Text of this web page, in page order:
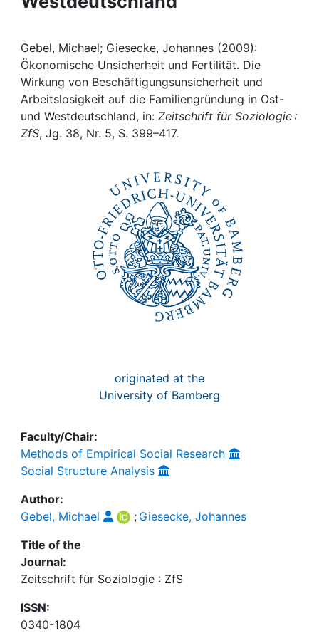
Help
Gebel, Michael; Giesecke, Johannes (2009):
Ökonomische Unsicherheit und Fertilität. Die
Wirkung von Beschäftigungsunsicherheit und
Arbeitslosigkeit auf die Familiengründung in Ost-
und Westdeutschland, in: Zeitschrift für Soziologie :
ZfS, Jg. 38, Nr. 5, S. 399–417.
originated at the
University of Bamberg
Faculty/Chair:
Methods of Empirical Social Research
Social Structure Analysis
Author:
Gebel, Michael
; Giesecke, Johannes
Title of the
Journal:
Zeitschrift für Soziologie : ZfS
ISSN:
0340-1804